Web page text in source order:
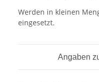
Werden in kleinen
eingesetzt.
Angaben